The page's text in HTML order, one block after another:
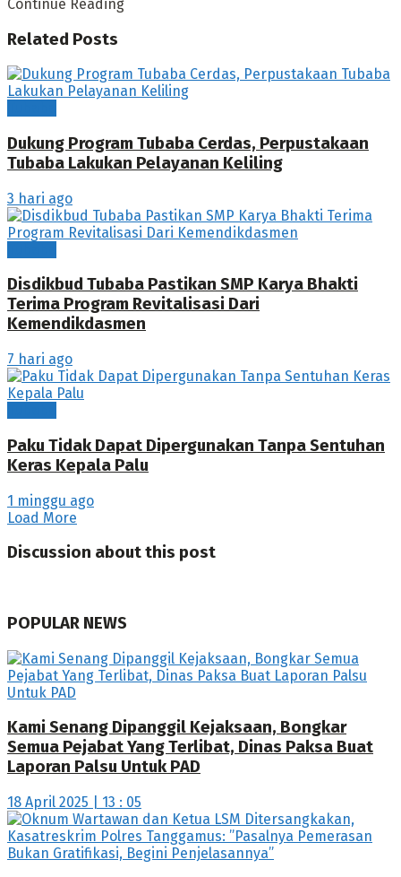
Continue Reading
Related Posts
Dukung Program Tubaba Cerdas, Perpustakaan
Tubaba Lakukan Pelayanan Keliling
3 hari ago
Disdikbud Tubaba Pastikan SMP Karya Bhakti
Terima Program Revitalisasi Dari
Kemendikdasmen
7 hari ago
Paku Tidak Dapat Dipergunakan Tanpa Sentuhan
Keras Kepala Palu
1 minggu ago
Load More
Discussion about this post
POPULAR NEWS
Kami Senang Dipanggil Kejaksaan, Bongkar
Semua Pejabat Yang Terlibat, Dinas Paksa Buat
Laporan Palsu Untuk PAD
18 April 2025 | 13 : 05